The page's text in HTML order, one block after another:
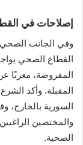
إصلاحات في
وفي الجانب
القطاع الصحي
المفروضة، معربًا
المقبلة. وأكد
السورية بالخارج،
والمختصين
الصحية.